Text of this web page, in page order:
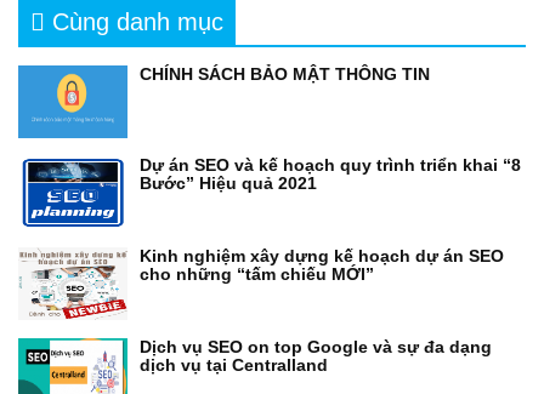
Cùng danh mục
CHÍNH SÁCH BẢO MẬT THÔNG TIN
Dự án SEO và kế hoạch quy trình triển khai “8
Bước” Hiệu quả 2021
Kinh nghiệm xây dựng kế hoạch dự án SEO
cho những “tấm chiếu MỚI”
Dịch vụ SEO on top Google và sự đa dạng
dịch vụ tại Centralland